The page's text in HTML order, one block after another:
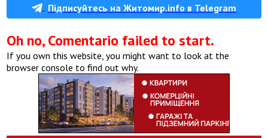
Підписуйтесь на Житомир.info в Telegram
Oh no, Comentario failed to start.
If you own this website, you might want to look at the
browser console to find out why.